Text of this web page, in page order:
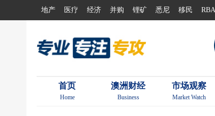
地产 医疗 经济 并购 锂矿 悉尼 移民 RBA
首页
Home
澳洲财经
Business
市场观察
Market Watch